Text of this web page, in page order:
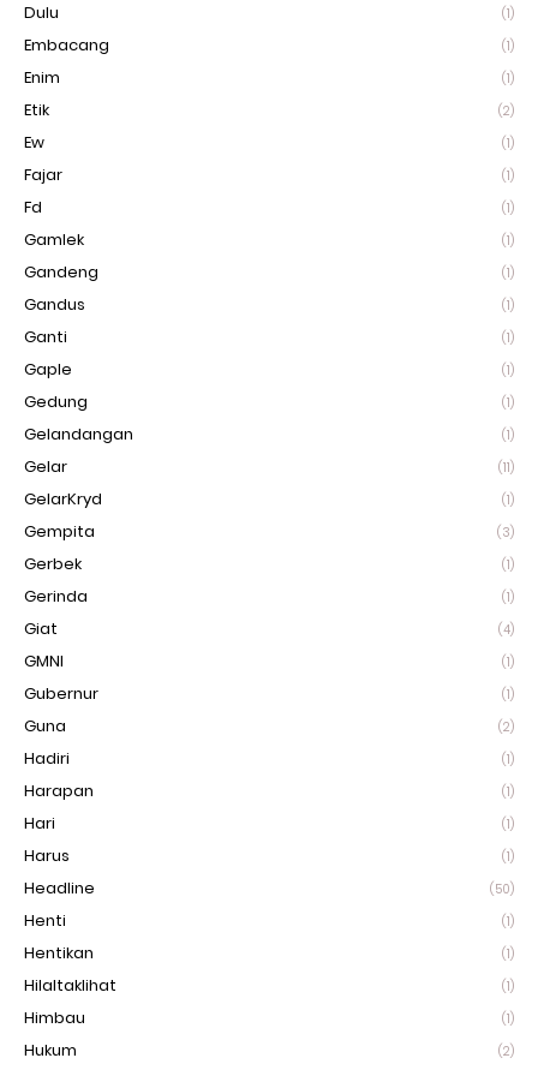
Dulu (1)
Embacang (1)
Enim (1)
Etik (2)
Ew (1)
Fajar (1)
Fd (1)
Gamlek (1)
Gandeng (1)
Gandus (1)
Ganti (1)
Gaple (1)
Gedung (1)
Gelandangan (1)
Gelar (11)
GelarKryd (1)
Gempita (3)
Gerbek (1)
Gerinda (1)
Giat (4)
GMNI (1)
Gubernur (1)
Guna (2)
Hadiri (1)
Harapan (1)
Hari (1)
Harus (1)
Headline (50)
Henti (1)
Hentikan (1)
Hilaltaklihat (1)
Himbau (1)
Hukum (2)